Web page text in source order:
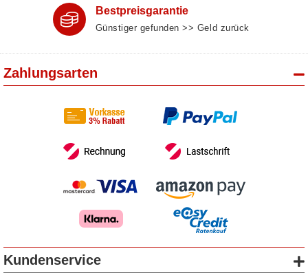
Bestpreisgarantie
Günstiger gefunden >> Geld zurück
Zahlungsarten
Kundenservice